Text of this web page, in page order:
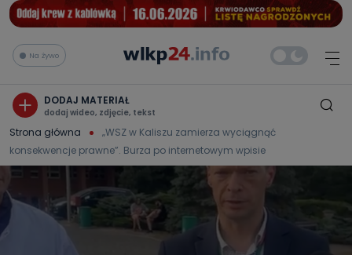
Na żywo
DODAJ MATERIAŁ
dodaj wideo, zdjęcie, tekst
Strona główna
„WSZ w Kaliszu zamierza wyciągnąć
konsekwencje prawne”. Burza po internetowym wpisie